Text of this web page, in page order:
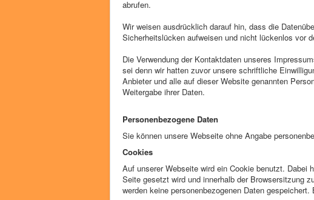
abrufen.
Wir weisen ausdrücklich darauf hin, dass die
Sicherheitslücken aufweisen und nicht lückenlos vor
Die Verwendung der Kontaktdaten unseres
sei denn wir hatten zuvor unsere schriftliche
Anbieter und alle auf dieser Website genannten
Weitergabe ihrer Daten.
Personenbezogene Daten
Sie können unsere Webseite ohne Angabe
Cookies
Auf unserer Webseite wird ein Cookie benutzt.
Seite gesetzt wird und innerhalb der Browsersitzung
werden keine personenbezogenen Daten